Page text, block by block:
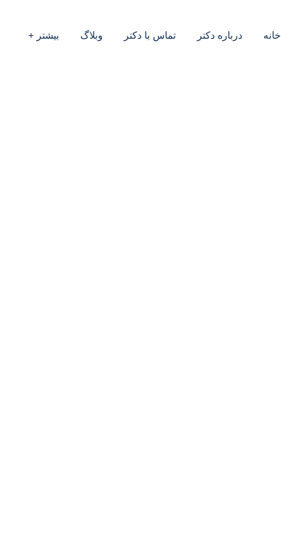
خانه درباره دکتر تماس با دکتر وبلاگ بیشتر +